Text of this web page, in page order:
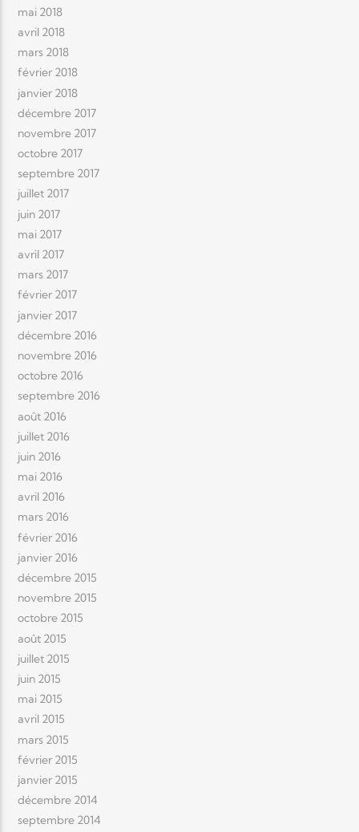
mai 2018
avril 2018
mars 2018
février 2018
janvier 2018
décembre 2017
novembre 2017
octobre 2017
septembre 2017
juillet 2017
juin 2017
mai 2017
avril 2017
mars 2017
février 2017
janvier 2017
décembre 2016
novembre 2016
octobre 2016
septembre 2016
août 2016
juillet 2016
juin 2016
mai 2016
avril 2016
mars 2016
février 2016
janvier 2016
décembre 2015
novembre 2015
octobre 2015
août 2015
juillet 2015
juin 2015
mai 2015
avril 2015
mars 2015
février 2015
janvier 2015
décembre 2014
septembre 2014